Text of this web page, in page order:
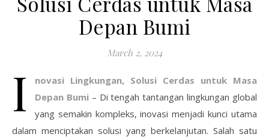
Depan Bumi
March 2, 2024
I
novasi Lingkungan, Solusi Cerdas untuk Masa
Depan Bumi– Di tengah tantangan lingkungan global
yang semakin kompleks, inovasi menjadi kunci utama
dalam menciptakan solusi yang berkelanjutan. Salah satu